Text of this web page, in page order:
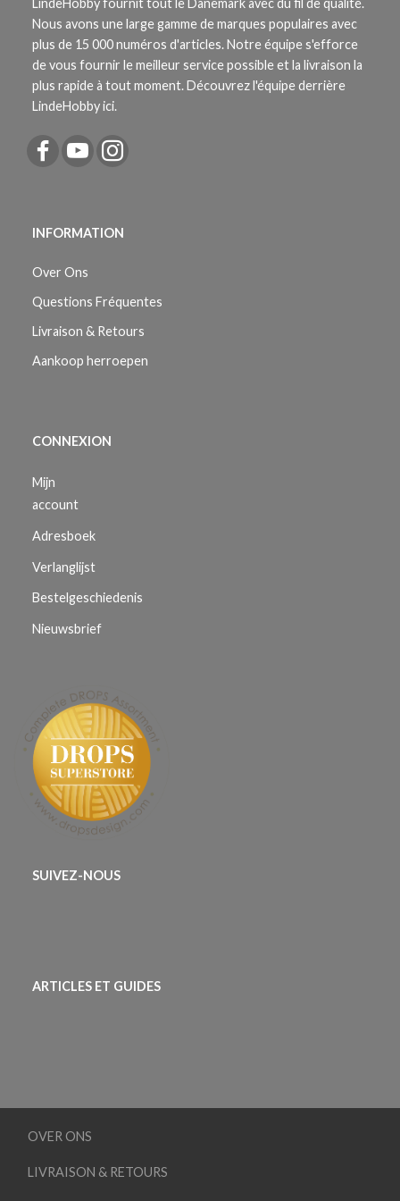
LindeHobby fournit tout le Danemark avec du fil de qualité.
Nous avons une large gamme de marques populaires avec
plus de 15 000 numéros d'articles. Notre équipe s'efforce
de vous fournir le meilleur service possible et la livraison la
plus rapide à tout moment. Découvrez l'équipe derrière
LindeHobby ici.
INFORMATION
Over Ons
Questions Fréquentes
Livraison & Retours
Aankoop herroepen
CONNEXION
Mijn
account
Adresboek
Verlanglijst
Bestelgeschiedenis
Nieuwsbrief
SUIVEZ-NOUS
ARTICLES ET GUIDES
OVER ONS
LIVRAISON & RETOURS